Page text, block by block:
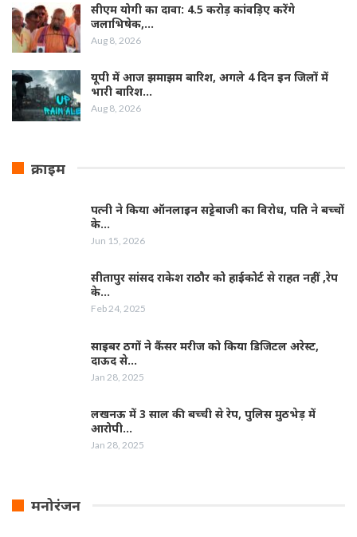
सीएम योगी का दावा: 4.5 करोड़ कांवड़िए करेंगे
जलाभिषेक,…
Aug 8, 2026
यूपी में आज झमाझम बारिश, अगले 4 दिन इन जिलों में
भारी बारिश…
Aug 8, 2026
क्राइम
पत्नी ने किया ऑनलाइन सट्टेबाजी का विरोध, पति ने बच्चों
के…
Jun 15, 2026
सीतापुर सांसद राकेश राठौर को हाईकोर्ट से राहत नहीं ,रेप
के…
Feb 24, 2025
साइबर ठगों ने कैंसर मरीज को किया डिजिटल अरेस्ट,
दाऊद से…
Jan 28, 2025
लखनऊ में 3 साल की बच्ची से रेप, पुलिस मुठभेड़ में
आरोपी…
Jan 28, 2025
मनोरंजन